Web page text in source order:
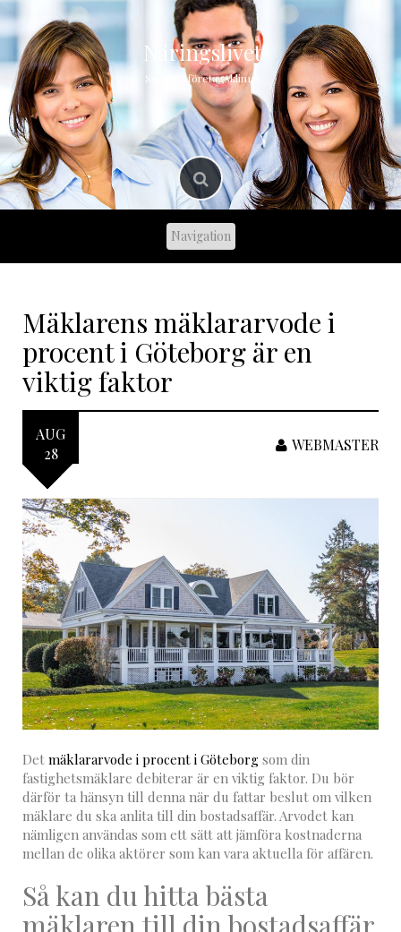
Skip
to
content
Näringslivet
Svenska företagsklimat
Mäklarens mäklararvode i
procent i Göteborg är en
viktig faktor
AUG
28
WEBMASTER
Det mäklararvode i procent i Göteborg som din
fastighetsmäklare debiterar är en viktig faktor. Du bör
därför ta hänsyn till denna när du fattar beslut om vilken
mäklare du ska anlita till din bostadsaffär. Arvodet kan
nämligen användas som ett sätt att jämföra kostnaderna
mellan de olika aktörer som kan vara aktuella för affären.
Så kan du hitta bästa
mäklaren till din bostadsaffär